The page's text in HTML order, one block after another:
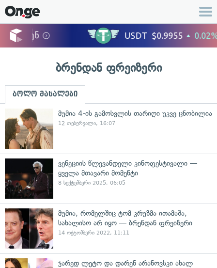
ბრენდან ფრეიზერი
ბოლო მასალები
მუმია 4-ის გამოსვლის თარიღი უკვე ცნობილია
12 თებერვალი, 16:07
ვენეციის წლევანდელი კინოფესტივალი —
ყველა მთავარი მომენტი
8 სექტემბერი 2025, 06:05
მუმია, რომელშიც ტომ კრუზმა ითამაშა,
სახალისო არ იყო — ბრენდან ფრეიზერი
14 ოქტომბერი 2022, 11:11
ჯარედ ლეტო და დარენ არანოვსკი ახალ